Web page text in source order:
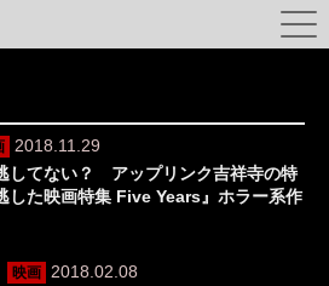
2018.11.29
してない？ アップリンク吉祥寺の特
した映画特集 Five Years』ホラー系作
映画
2018.02.08